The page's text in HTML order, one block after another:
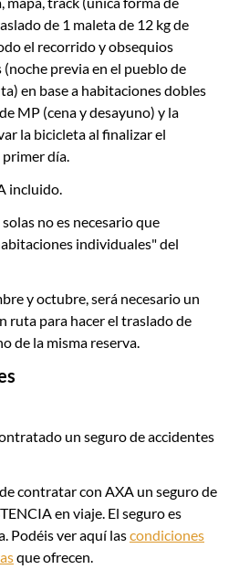
de 1 maleta de 12 kg de
el recorrido y obsequios
previa en el pueblo de
en base a habitaciones dobles
MP (cena y desayuno) y la
la bicicleta al finalizar el
día.
incluido.
no es necesario que
individuales" del
y octubre, será necesario un
ruta para hacer el traslado de
de la misma reserva.
un seguro de accidentes
contratar con AXA un seguro de
en viaje. El seguro es
Podéis ver aquí lascondiciones
que ofrecen.